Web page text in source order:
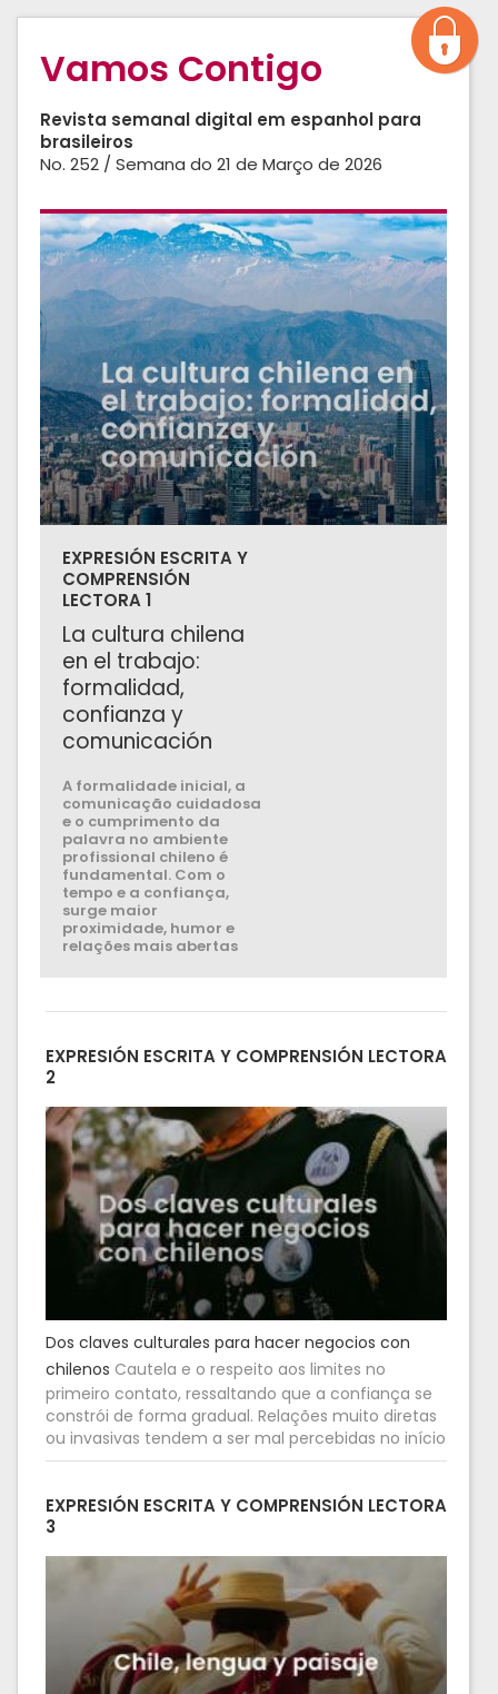
Vamos Contigo
Revista semanal digital em espanhol para
brasileiros
No. 252 / Semana do 21 de Março de 2026
EXPRESIÓN ESCRITA Y
COMPRENSIÓN
LECTORA 1
La cultura chilena
en el trabajo:
formalidad,
confianza y
comunicación
A formalidade inicial, a
comunicação cuidadosa
e o cumprimento da
palavra no ambiente
profissional chileno é
fundamental. Com o
tempo e a confiança,
surge maior
proximidade, humor e
relações mais abertas
EXPRESIÓN ESCRITA Y COMPRENSIÓN LECTORA
2
Dos claves culturales para hacer negocios con
chilenos Cautela e o respeito aos limites no
primeiro contato, ressaltando que a confiança se
constrói de forma gradual. Relações muito diretas
ou invasivas tendem a ser mal percebidas no início.
EXPRESIÓN ESCRITA Y COMPRENSIÓN LECTORA
3